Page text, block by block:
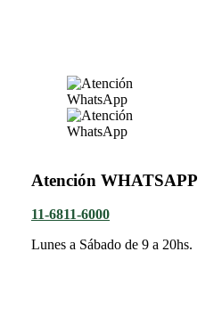
Atención WHATSAPP
11-6811-6000
Lunes a Sábado de 9 a 20hs.